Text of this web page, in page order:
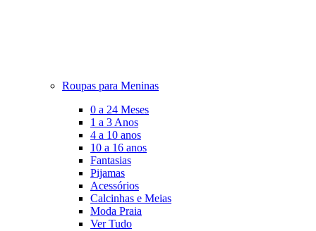
Roupas para Meninas
0 a 24 Meses
1 a 3 Anos
4 a 10 anos
10 a 16 anos
Fantasias
Pijamas
Acessórios
Calcinhas e Meias
Moda Praia
Ver Tudo